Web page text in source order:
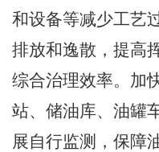
和设备等减少工艺
排放和逸散，提高
综合治理效率。加
站、储油库、油罐
展自行监测，保障